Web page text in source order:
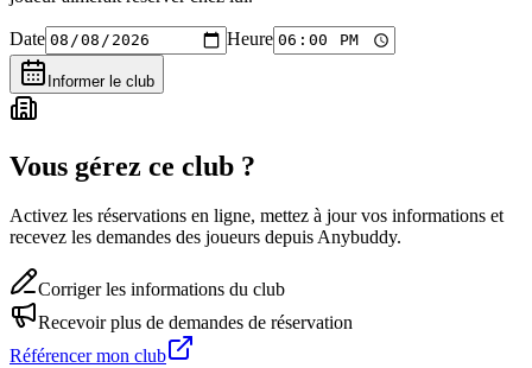
Date Heure
Informer le club
Vous gérez ce club ?
Activez les réservations en ligne, mettez à jour vos informations et
recevez les demandes des joueurs depuis Anybuddy.
Corriger les informations du club
Recevoir plus de demandes de réservation
Référencer mon club